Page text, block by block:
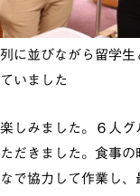
に並びながら留学生
いました
しみました。６人
だきました。食事の
で協力して作業し